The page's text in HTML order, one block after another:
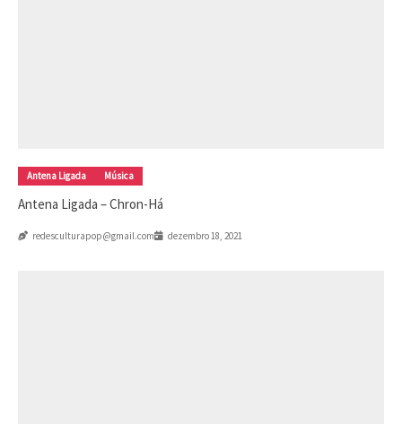
Antena Ligada Música
Antena Ligada – Chron-Há
redesculturapop@gmail.com dezembro 18, 2021